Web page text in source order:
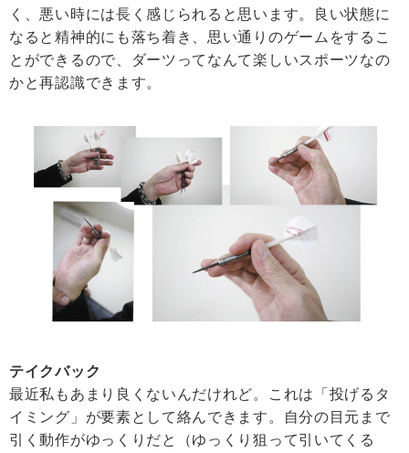
く、悪い時には長く感じられると思います。良い状態に
なると精神的にも落ち着き、思い通りのゲームをするこ
とができるので、ダーツってなんて楽しいスポーツなの
かと再認識できます。
テイクバック
最近私もあまり良くないんだけれど。これは「投げるタ
イミング」が要素として絡んできます。自分の目元まで
引く動作がゆっくりだと（ゆっくり狙って引いてくる